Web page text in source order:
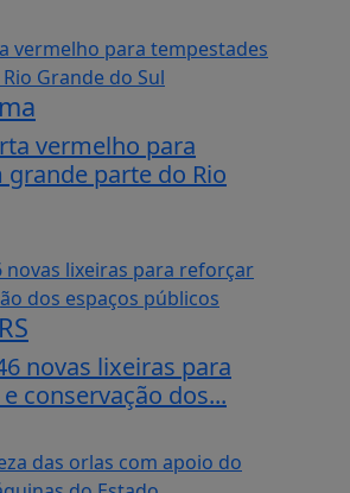
vermelho para
parte do Rio
novas lixeiras para
conservação dos...